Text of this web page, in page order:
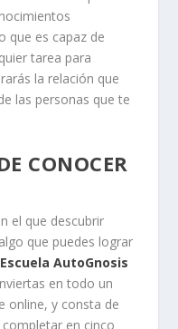
que es capaz de
tarea para
la relación que
las personas que te
CONOCER
el que descubrir
que puedes lograr
Escuela AutoGnosis
en todo un
online, y consta de
en cinco